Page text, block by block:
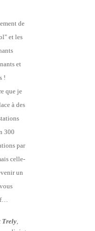
de
et les
et
!
que je
à des
300
par
celle-
un
Trely,